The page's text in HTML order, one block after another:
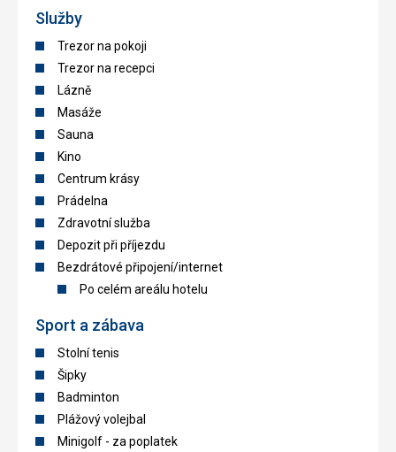
Služby
Trezor na pokoji
Trezor na recepci
Lázně
Masáže
Sauna
Kino
Centrum krásy
Prádelna
Zdravotní služba
Depozit při příjezdu
Bezdrátové připojení/internet
Po celém areálu hotelu
Sport a zábava
Stolní tenis
Šipky
Badminton
Plážový volejbal
Minigolf - za poplatek